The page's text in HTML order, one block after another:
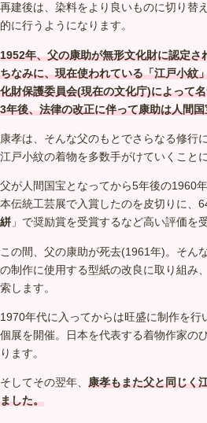
再建後は、染料をより良いものに切り替
的に行うようになります。
1952年、父の康助が無形文化財に認定さ
ちなみに、現在使われている「江戸小紋
化財保護委員会(現在の文化庁)によって
3年後、法律の改正に伴って康助は人間
康孝は、そんな父のもとでさらなる修行
江戸小紋の着物を多数手がけていくこと
父が人間国宝となってから5年後の1960
本伝統工芸展で入賞したのを皮切りに、
絣」で奨励賞を受賞するなど高い評価を
この間、父の康助が死去(1961年)。そん
の制作に使用する型紙の改良に取り組み
索します。
1970年代に入ってからは旺盛に制作を行
個展を開催。日本を代表する着物作家の
ります。
そしてその翌年、 康孝もまた父と同じく
ました。